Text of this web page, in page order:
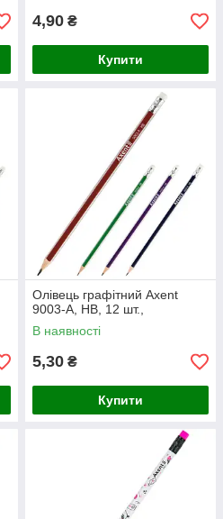
4,90 ₴
Купити
Олівець графітний Axent
9003-А, НВ, 12 шт.,
В наявності
5,30 ₴
Купити